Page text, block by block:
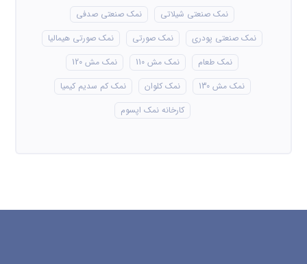
نمک صنعتی شیلاتی
نمک صنعتی صدفی
نمک صنعتی پودری
نمک صورتی
نمک صورتی هیمالیا
نمک طعام
نمک مش 110
نمک مش 120
نمک مش 130
نمک کلوان
نمک کم سدیم کیمیا
کارخانه نمک اپسوم